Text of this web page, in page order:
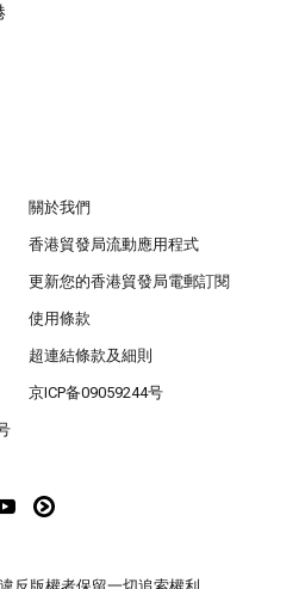
關於我們
香港貿發局流動應用程式
更新您的香港貿發局電郵訂閱
使用條款
超連結條款及細則
京ICP备09059244号